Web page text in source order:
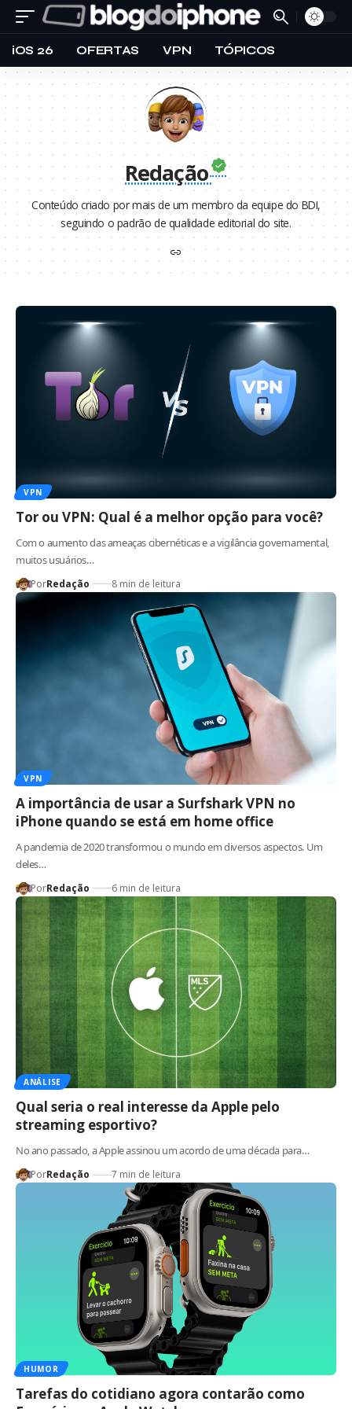
iOS 26 OFERTAS VPN TÓPICOS
Redação
Conteúdo criado por mais de um membro da equipe do BDI,
seguindo o padrão de qualidade editorial do site.
VPN
Tor ou VPN: Qual é a melhor opção para você?
Com o aumento das ameaças cibernéticas e a vigilância governamental,
muitos usuários…
PorRedação 8 min de leitura
VPN
A importância de usar a Surfshark VPN no
iPhone quando se está em home office
A pandemia de 2020 transformou o mundo em diversos aspectos. Um
deles…
PorRedação 6 min de leitura
ANÁLISE
Qual seria o real interesse da Apple pelo
streaming esportivo?
No ano passado, a Apple assinou um acordo de uma década para…
PorRedação 7 min de leitura
HUMOR
Tarefas do cotidiano agora contarão como